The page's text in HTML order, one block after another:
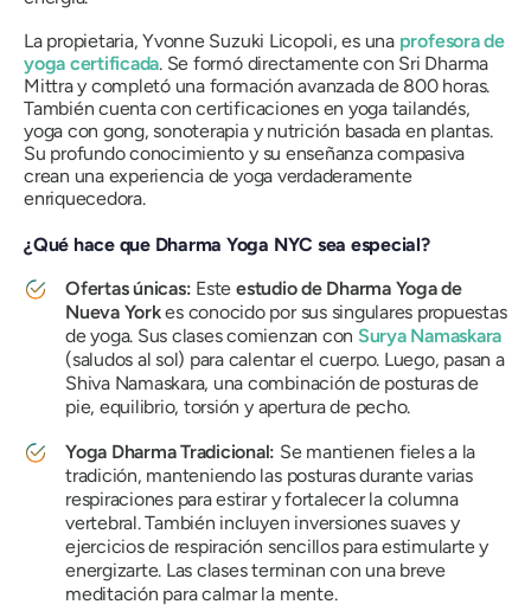
La propietaria, Yvonne Suzuki Licopoli, es una profesora de
yoga certificada. Se formó directamente con Sri Dharma
Mittra y completó una formación avanzada de 800 horas.
También cuenta con certificaciones en yoga tailandés,
yoga con gong, sonoterapia y nutrición basada en plantas.
Su profundo conocimiento y su enseñanza compasiva
crean una experiencia de yoga verdaderamente
enriquecedora.
¿Qué hace que Dharma Yoga NYC sea especial?
Ofertas únicas: Este estudio de Dharma Yoga de
Nueva Yorkes conocido por sus singulares propuestas
de yoga. Sus clases comienzan con Surya Namaskara
(saludos al sol) para calentar el cuerpo. Luego, pasan a
Shiva Namaskara, una combinación de posturas de
pie, equilibrio, torsión y apertura de pecho.
Yoga Dharma Tradicional: Se mantienen fieles a la
tradición, manteniendo las posturas durante varias
respiraciones para estirar y fortalecer la columna
vertebral. También incluyen inversiones suaves y
ejercicios de respiración sencillos para estimularte y
energizarte. Las clases terminan con una breve
meditación para calmar la mente.